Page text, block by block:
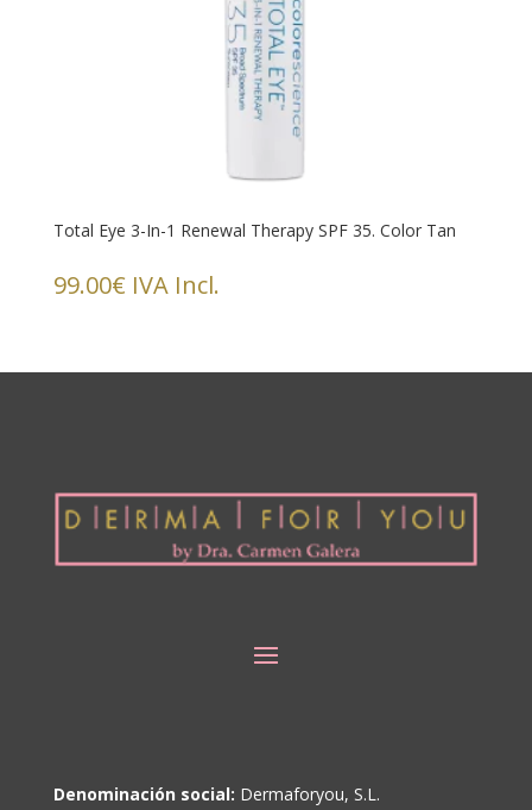
Total Eye 3-In-1 Renewal Therapy SPF 35. Color Tan
99.00€ IVA Incl.
Denominación social: Dermaforyou, S.L.